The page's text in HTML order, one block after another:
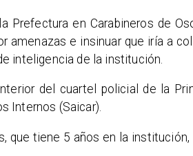
Prefectura en Carabineros de
amenazas e insinuar que iría a
inteligencia de la institución.
del cuartel policial de la
Internos (Saicar).
que tiene 5 años en la institución,